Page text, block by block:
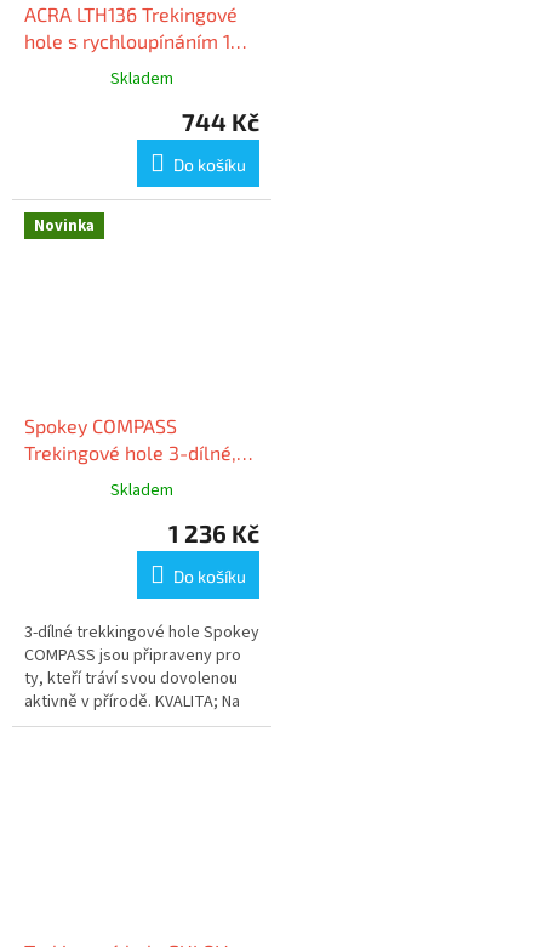
ACRA LTH136 Trekingové
hole s rychloupínáním 1
Skladem
744 Kč
Do košíku
Novinka
Spokey COMPASS
Trekingové hole 3-dílné,
zeleno-stříbrné
Skladem
1 236 Kč
Do košíku
3-dílné trekkingové hole Spokey
COMPASS jsou připraveny pro
ty, kteří tráví svou dovolenou
aktivně v přírodě. KVALITA; Na
naše produkty klademe velmi